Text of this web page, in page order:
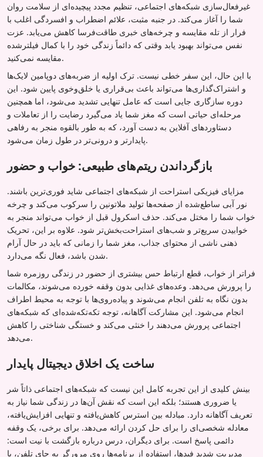
غیرفعال‌سازی شبکه‌های اجتماعی، تنظیم مجدد پیچیده‌ای از سلامت روان
شما را آغاز می‌کند. در جنبه مثبت، علائم اضطراب و افسردگی اغلب با
فرار از تله مقایسه و چرخه‌های خبری طاقت‌فرسا کاهش می‌یابد. عزت
نفس می‌تواند بهبود یابد وقتی که دائماً زندگی خود را با کمال فیلترشده
مقایسه نمی‌کنید.
با این حال، این سفر خطی نیست. ترک اولیه از ضربه‌های دوپامین لایک‌ها
و اشتراک‌گذاری‌ها می‌تواند باعث بی‌قراری یا خلق‌وخوی پایین شود. این
دوره سازگاری جایی است که عامل تنهایی تشدید می‌شود، اما همچنین
مرحله‌ای حیاتی است که مغز شما یاد می‌گیرد رضایت را از تعاملات و
دستاوردهای آفلاین به دست آورد، که به طور بالقوه منجر به رفاهی
پایدارتر و درونی‌تر در طول زمان می‌شود.
بازگرداندن ریتم‌های طبیعی: خواب و حضور
مزایای فیزیکی استراحت از شبکه‌های اجتماعی شاید فوری‌ترین باشند.
نور آبی ساطع‌شده از صفحه‌ها تولید ملاتونین را سرکوب می‌کند و چرخه
خواب شما را مختل می‌کند. حذف اسکرول قبل از خواب می‌تواند منجر به
خوابیدن سریع‌تر و شب‌های استراحت‌بخش‌تر شود. علاوه بر این، تحریک
ذهنی ناشی از محتوای جذاب، مغز شما را زمانی که باید در حال آرام
شدن باشد، فعال نگه می‌دارد.
فراتر از خواب، قطع ارتباط حس بیشتری از حضور در زندگی روزمره شما
را پرورش می‌دهد. وعده‌های غذایی بدون وقفه خورده می‌شوند، مکالمات
بدون نگاه به تلفن انجام می‌شوند و پیاده‌روی‌ها با توجه به محیط اطراف
انجام می‌شود. این مشارکت آگاهانه، توجه تکه‌تکه‌شده‌ای که شبکه‌های
اجتماعی پرورش می‌دهند را خنثی می‌کند و خستگی شناختی را کاهش
می‌دهد.
ساخت یک اخلاق دیجیتال پایدار
بینش کلیدی از این تجربه کامل این نیست که شبکه‌های اجتماعی ذاتاً شر
یا ضروری هستند؛ بلکه این است که نقش آن‌ها در زندگی شما نیاز به
تعریف آگاهانه دارد. مبادله بین استرس کاهش‌یافته و تنهایی افزایش‌یافته،
معادله شخصی‌ای را برای حل کردن ارائه می‌دهد. برای برخی، یک وقفه
دائمی پاسخ است. برای دیگران، درس درباره بازگشت با نیت است:
مدیریت شدید فیدها، استفاده از برنامه‌ها روی مرورگر به جای تلفن، یا